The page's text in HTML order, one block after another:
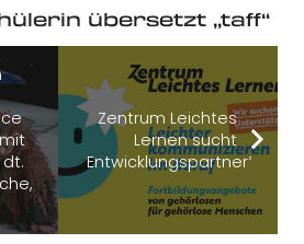
übersetzt „taff“
Zentrum Leichtes
Lernen sucht
Entwicklungspartner*innen